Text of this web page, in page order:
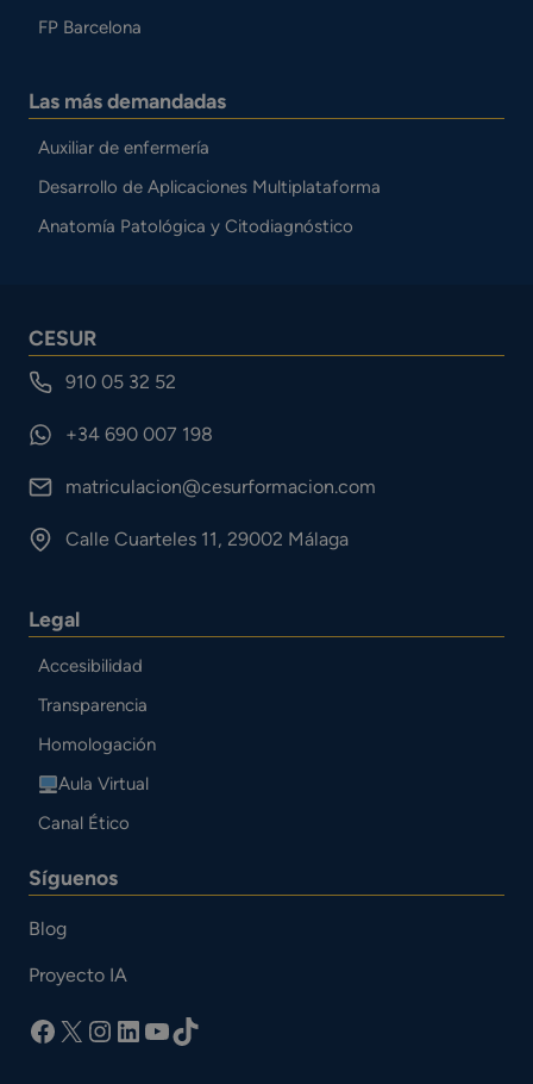
FP Barcelona
Las más demandadas
Auxiliar de enfermería
Desarrollo de Aplicaciones Multiplataforma
Anatomía Patológica y Citodiagnóstico
CESUR
910 05 32 52
+34 690 007 198
matriculacion@cesurformacion.com
Calle Cuarteles 11, 29002 Málaga
Legal
Accesibilidad
Transparencia
Homologación
Aula Virtual
Canal Ético
Síguenos
Blog
Proyecto IA
facebook
X Instagram
LinkedIn
YouTube
TikTok